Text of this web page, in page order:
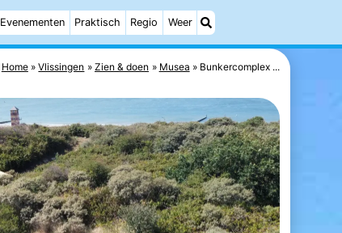
Evenementen Praktisch Regio Weer
Home Vlissingen Zien & doen Musea Bunkercomplex ...